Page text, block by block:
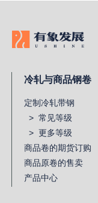
冷轧与商品钢卷
定制冷轧带钢
> 常见等级
> 更多等级
商品卷的期货订购
商品原卷的售卖
产品中心